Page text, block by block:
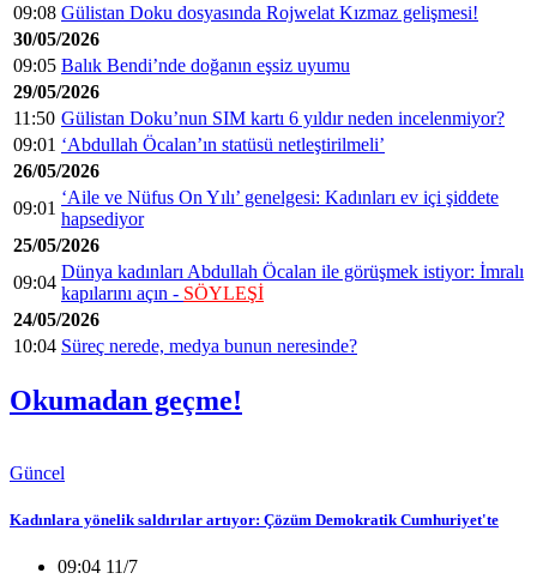
09:08 Gülistan Doku dosyasında Rojwelat Kızmaz gelişmesi!
30/05/2026
09:05 Balık Bendi’nde doğanın eşsiz uyumu
29/05/2026
11:50 Gülistan Doku’nun SIM kartı 6 yıldır neden incelenmiyor?
09:01 ‘Abdullah Öcalan’ın statüsü netleştirilmeli’
26/05/2026
09:01
‘Aile ve Nüfus On Yılı’ genelgesi: Kadınları ev içi şiddete
hapsediyor
25/05/2026
09:04
Dünya kadınları Abdullah Öcalan ile görüşmek istiyor: İmralı
kapılarını açın - SÖYLEŞİ
24/05/2026
10:04 Süreç nerede, medya bunun neresinde?
Okumadan geçme!
Güncel
Kadınlara yönelik saldırılar artıyor: Çözüm Demokratik Cumhuriyet'te
09:04 11/7